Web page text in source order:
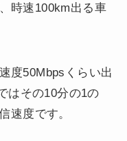
時速100km出る車
度50Mbpsくらい出
はその10分の1の
速度です。